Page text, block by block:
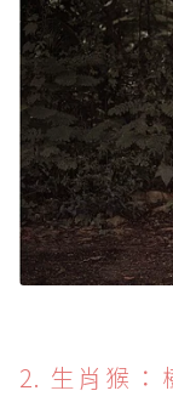
2. 生肖猴：